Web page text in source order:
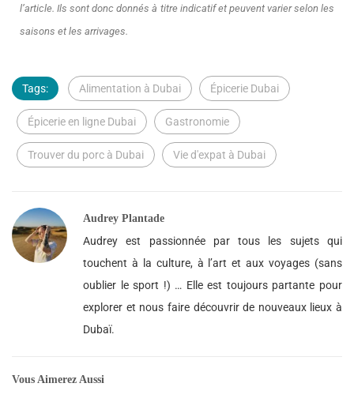
l’article. Ils sont donc donnés à titre indicatif et peuvent varier selon les
saisons et les arrivages.
Tags: Alimentation à Dubai Épicerie Dubai
Épicerie en ligne Dubai Gastronomie
Trouver du porc à Dubai Vie d'expat à Dubai
Audrey Plantade
Audrey est passionnée par tous les sujets qui
touchent à la culture, à l’art et aux voyages (sans
oublier le sport !) … Elle est toujours partante pour
explorer et nous faire découvrir de nouveaux lieux à
Dubaï.
Vous Aimerez Aussi